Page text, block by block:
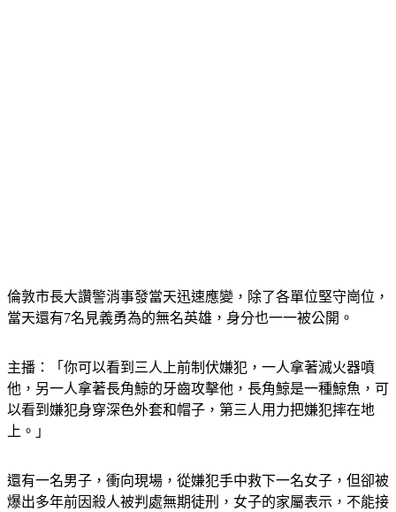
倫敦市長大讚警消事發當天迅速應變，除了各單位堅守崗位，
當天還有7名見義勇為的無名英雄，身分也一一被公開。
主播：「你可以看到三人上前制伏嫌犯，一人拿著滅火器噴
他，另一人拿著長角鯨的牙齒攻擊他，長角鯨是一種鯨魚，可
以看到嫌犯身穿深色外套和帽子，第三人用力把嫌犯摔在地
上。」
還有一名男子，衝向現場，從嫌犯手中救下一名女子，但卻被
爆出多年前因殺人被判處無期徒刑，女子的家屬表示，不能接